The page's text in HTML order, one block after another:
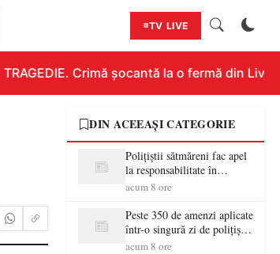
TV LIVE
TRAGEDIE. Crimă șocantă la o fermă din
DIN ACEEAȘI CATEGORIE
Polițiștii sătmăreni fac apel
la responsabilitate în
trafic…
acum 8 ore
Peste 350 de amenzi aplicate
într-o singură zi de polițiștii
sătmăreni
acum 8 ore